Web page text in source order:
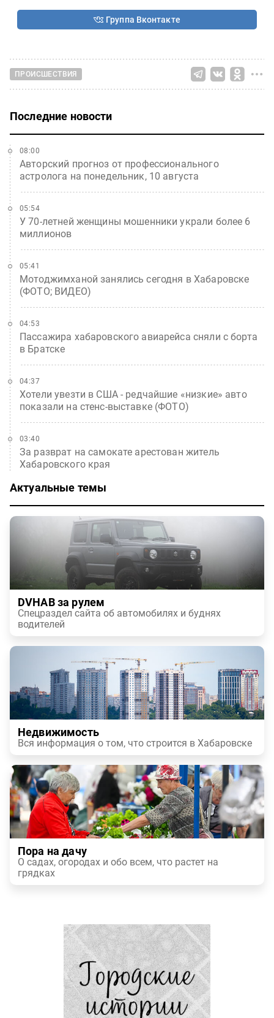
Группа Вконтакте
ПРОИСШЕСТВИЯ
Последние новости
Авторский прогноз от профессионального
астролога на понедельник, 10 августа
08:00
У 70-летней женщины мошенники украли более 6
миллионов
05:54
Мотоджимханой занялись сегодня в Хабаровске
(ФОТО; ВИДЕО)
05:41
Пассажира хабаровского авиарейса сняли с борта
в Братске
04:53
Хотели увезти в США - редчайшие «низкие» авто
показали на стенс-выставке (ФОТО)
04:37
За разврат на самокате арестован житель
Хабаровского края
03:40
Актуальные темы
DVHAB за рулем
Спецраздел сайта об автомобилях и буднях
водителей
Недвижимость
Вся информация о том, что строится в Хабаровске
Пора на дачу
О садах, огородах и обо всем, что растет на
грядках